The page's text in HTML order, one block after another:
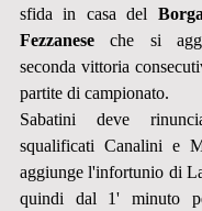
sfida in casa del
Fezzanese che si
seconda vittoria
partite di campionato.
Sabatini deve
squalificati Canalini e
aggiunge l'infortunio di
quindi dal 1' minuto